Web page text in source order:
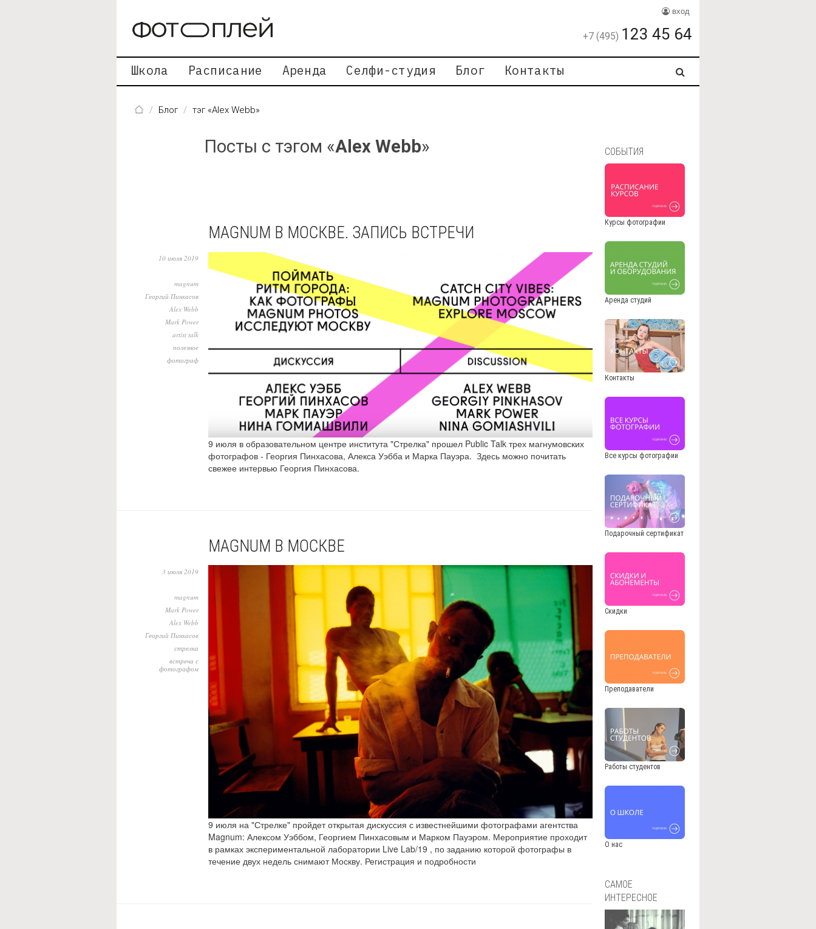
вход
+7 (495) 123 45 64
Школа Расписание Аренда Селфи-студия Блог Контакты
Блог тэг «Alex Webb»
Посты с тэгом «Alex Webb»
MAGNUM В МОСКВЕ. ЗАПИСЬ ВСТРЕЧИ
10 июля 2019
magnum
Георгий Пинхасов
Alex Webb
Mark Power
artist talk
полезное
фотограф
9 июля в образовательном центре института "Стрелка" прошел Public Talk трех магнумовских
фотографов - Георгия Пинхасова, Алекса Уэбба и Марка Пауэра. Здесь можно почитать
свежее интервью Георгия Пинхасова.
MAGNUM В МОСКВЕ
3 июля 2019
magnum
Mark Power
Alex Webb
Георгий Пинхасов
стрелка
встреча с
фотографом
9 июля на "Стрелке" пройдет открытая дискуссия с известнейшими фотографами агентства
Magnum: Алексом Уэббом, Георгием Пинхасовым и Марком Пауэром. Мероприятие проходит
в рамках экспериментальной лаборатории Live Lab/19 , по заданию которой фотографы в
течение двух недель снимают Москву. Регистрация и подробности
СОБЫТИЯ
Курсы фотографии
Аренда студий
Контакты
Все курсы фотографии
Подарочный сертификат
Скидки
Преподаватели
Работы студентов
О нас
САМОЕ
ИНТЕРЕСНОЕ